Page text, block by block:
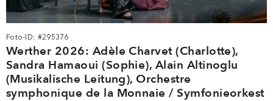
Foto-ID: #295376
Werther 2026: Adèle Charvet (Charlotte),
Sandra Hamaoui (Sophie), Alain Altinoglu
(Musikalische Leitung), Orchestre
symphonique de la Monnaie / Symfonieorkest